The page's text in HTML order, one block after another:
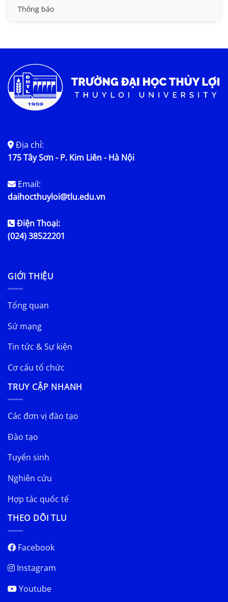
Tin đào tạo
Tin tức chung
Thông báo
Địa chỉ:
175 Tây Sơn - P. Kim Liên - Hà Nội
Email:
daihocthuyloi@tlu.edu.vn
Điện Thoại:
(024) 38522201
GIỚI THIỆU
Tổng quan
Sứ mạng
Tin tức & Sự kiện
Cơ cấu tổ chức
TRUY CẬP NHANH
Các đơn vị đào tạo
Đào tạo
Tuyển sinh
Nghiên cứu
Hợp tác quốc tế
THEO DÕI TLU
Facebook
Instagram
Youtube